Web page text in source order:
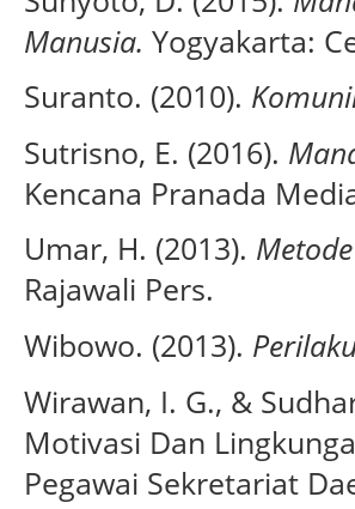
Manusia. Yogyakarta:
Suranto. (2010).
Sutrisno, E. (2016).
Kencana Pranada
Umar, H. (2013).
Rajawali Pers.
Wibowo. (2013).
Wirawan, I. G., &
Motivasi Dan
Pegawai Sekretariat